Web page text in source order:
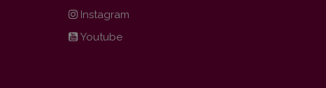
Instagram
Youtube